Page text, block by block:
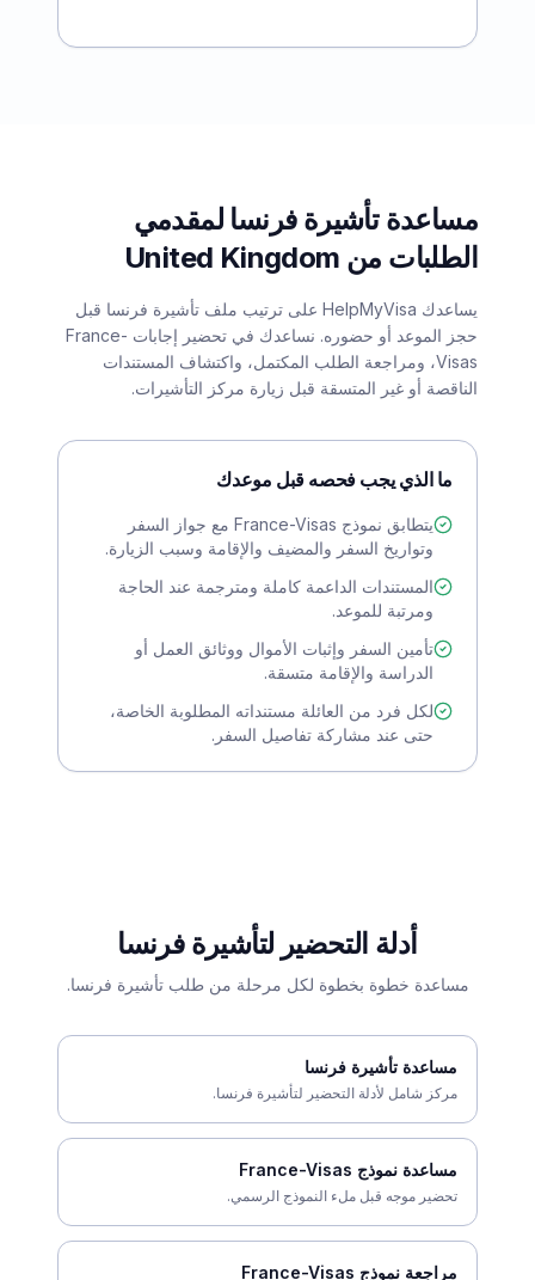
مساعدة تأشيرة فرنسا لمقدمي
الطلبات من United Kingdom
يساعدك HelpMyVisa على ترتيب ملف تأشيرة فرنسا قبل
حجز الموعد أو حضوره. نساعدك في تحضير إجابات France-
Visas، ومراجعة الطلب المكتمل، واكتشاف المستندات
الناقصة أو غير المتسقة قبل زيارة مركز التأشيرات.
ما الذي يجب فحصه قبل موعدك
يتطابق نموذج France-Visas مع جواز السفر
وتواريخ السفر والمضيف والإقامة وسبب الزيارة.
المستندات الداعمة كاملة ومترجمة عند الحاجة
ومرتبة للموعد.
تأمين السفر وإثبات الأموال ووثائق العمل أو
الدراسة والإقامة متسقة.
لكل فرد من العائلة مستنداته المطلوبة الخاصة،
حتى عند مشاركة تفاصيل السفر.
أدلة التحضير لتأشيرة فرنسا
مساعدة خطوة بخطوة لكل مرحلة من طلب تأشيرة فرنسا.
مساعدة تأشيرة فرنسا
مركز شامل لأدلة التحضير لتأشيرة فرنسا.
مساعدة نموذج France-Visas
تحضير موجه قبل ملء النموذج الرسمي.
مراجعة نموذج France-Visas